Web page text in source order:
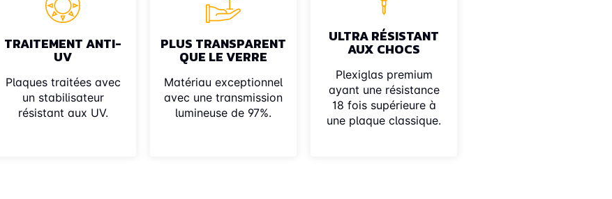
TRAITEMENT ANTI-
UV
Plaques traitées avec
un stabilisateur
résistant aux UV.
PLUS TRANSPARENT
QUE LE VERRE
Matériau exceptionnel
avec une transmission
lumineuse de 97%.
ULTRA RÉSISTANT
AUX CHOCS
Plexiglas premium
ayant une résistance
18 fois supérieure à
une plaque classique.